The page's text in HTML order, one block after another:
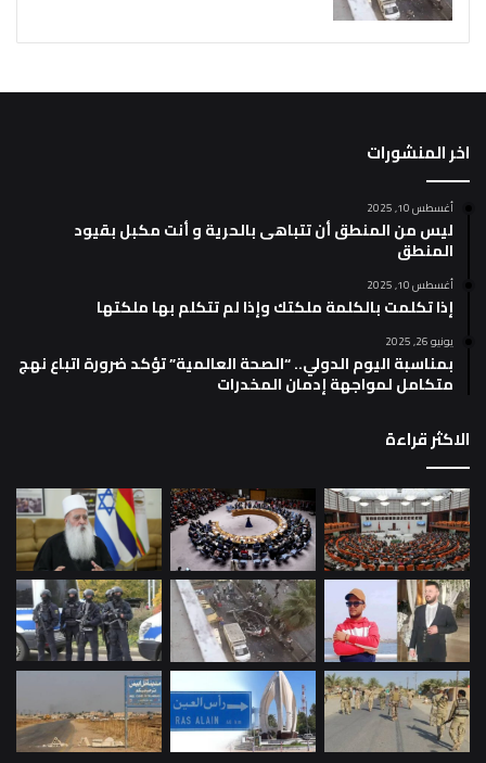
اخر المنشورات
أغسطس 10, 2025
ليس من المنطق أن تتباهى بالحرية و أنت مكبل بقيود
المنطق
أغسطس 10, 2025
إذا تكلمت بالكلمة ملكتك وإذا لم تتكلم بها ملكتها
يونيو 26, 2025
بمناسبة اليوم الدولي.. “الصحة العالمية” تؤكد ضرورة اتباع نهج
متكامل لمواجهة إدمان المخدرات
الاكثر قراءة